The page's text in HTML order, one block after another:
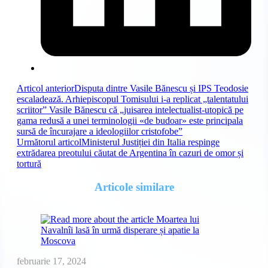
Read
more
articles
Articol anteriorDisputa dintre Vasile Bănescu și IPS Teodosie
escaladează. Arhiepiscopul Tomisului i-a replicat „talentatului
scriitor” Vasile Bănescu că „juisarea intelectualist-utopică pe
gama redusă a unei terminologii «de budoar» este principala
sursă de încurajare a ideologiilor cristofobe”
Următorul articolMinisterul Justiției din Italia respinge
extrădarea preotului căutat de Argentina în cazuri de omor și
tortură
Articole similare
februarie 17, 2024